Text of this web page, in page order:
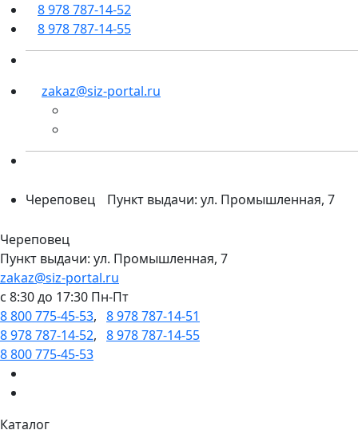
8 978 787-14-52
8 978 787-14-55
zakaz@siz-portal.ru
Череповец Пункт выдачи: ул. Промышленная, 7
Череповец
Пункт выдачи: ул. Промышленная, 7
zakaz@siz-portal.ru
c 8:30 до 17:30 Пн-Пт
8 800 775-45-53, 8 978 787-14-51
8 978 787-14-52, 8 978 787-14-55
8 800 775-45-53
Каталог